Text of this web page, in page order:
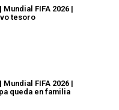
FIFA 2026 |
tesoro
FIFA 2026 |
queda en familia